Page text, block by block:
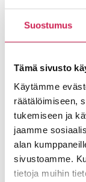
Suostumus
Tämä sivusto
Käytämme
räätälöimiseen,
tukemiseen ja
jaamme
alan
sivustoamme.
tietoja muihin